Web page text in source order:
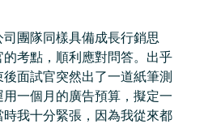
團隊同樣具備成長行銷思
考點，順利應對問答。出乎
面試官突然出了一道紙筆測
一個月的廣告預算，擬定一
我十分緊張，因為我從來都